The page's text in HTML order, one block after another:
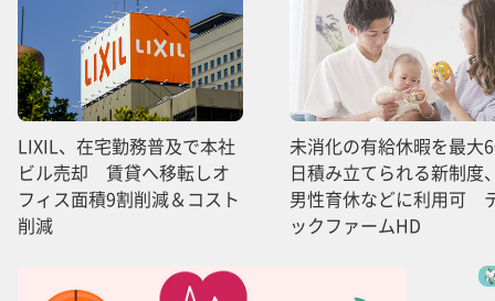
LIXIL、在宅勤務普及で本社
ビル売却 賃貸へ移転しオ
フィス面積9割削減＆コスト
削減
未消化の有給休暇を最大
日積み立てられる新制度
男性育休などに利用可
ックファームHD